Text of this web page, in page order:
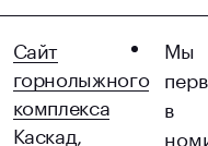
Сайт
горнолыжного
комплекса
Каскад
Мы
в